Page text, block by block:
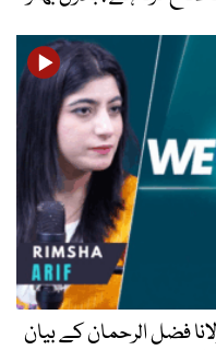
فضل الرحمان کے بیان